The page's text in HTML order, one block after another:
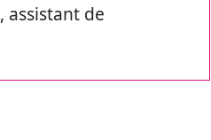
assistant de